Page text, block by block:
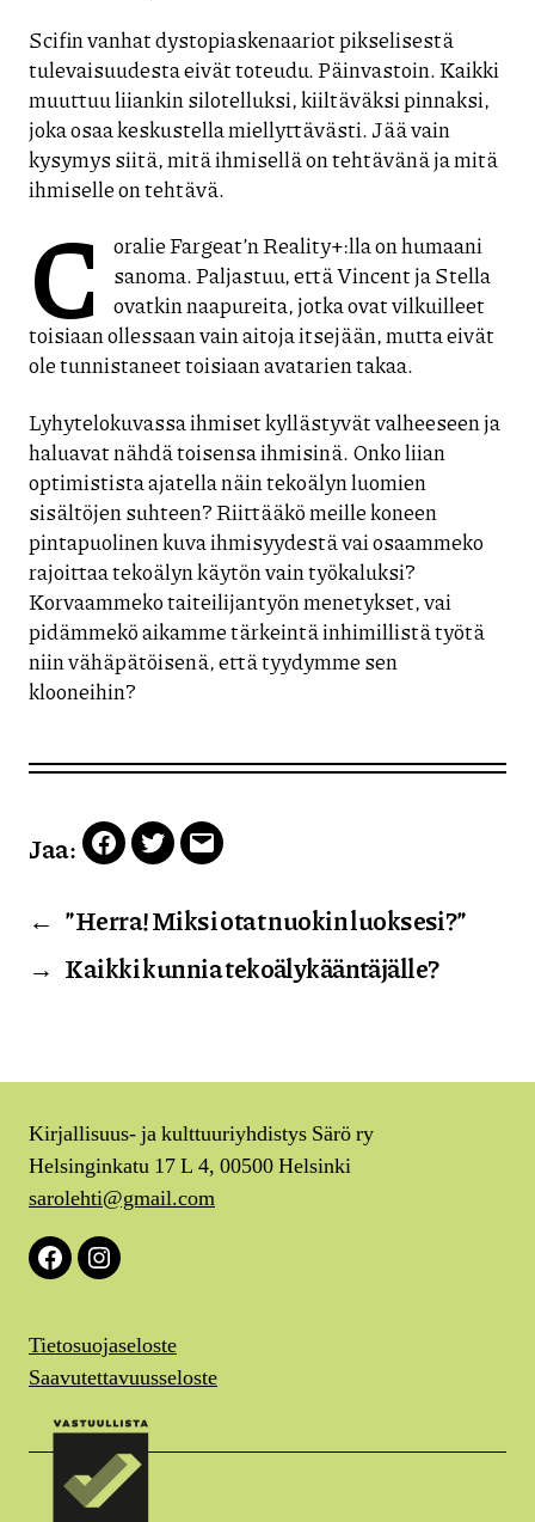
Scifin vanhat dystopiaskenaariot pikselisestä
tulevaisuudesta eivät toteudu. Päinvastoin. Kaikki
muuttuu liiankin silotelluksi, kiiltäväksi pinnaksi,
joka osaa keskustella miellyttävästi. Jää vain
kysymys siitä, mitä ihmisellä on tehtävänä ja mitä
ihmiselle on tehtävä.
C
oralie Fargeat’n Reality+:lla on humaani
sanoma. Paljastuu, että Vincent ja Stella
ovatkin naapureita, jotka ovat vilkuilleet
toisiaan ollessaan vain aitoja itsejään, mutta eivät
ole tunnistaneet toisiaan avatarien takaa.
Lyhytelokuvassa ihmiset kyllästyvät valheeseen ja
haluavat nähdä toisensa ihmisinä. Onko liian
optimistista ajatella näin tekoälyn luomien
sisältöjen suhteen? Riittääkö meille koneen
pintapuolinen kuva ihmisyydestä vai osaammeko
rajoittaa tekoälyn käytön vain työkaluksi?
Korvaammeko taiteilijantyön menetykset, vai
pidämmekö aikamme tärkeintä inhimillistä työtä
niin vähäpätöisenä, että tyydymme sen
klooneihin?
Jaa: Facebook
TwitterEmail
← ”Herra! Miksi otat nuokin luoksesi?”
→ Kaikki kunnia tekoälykääntäjälle?
Kirjallisuus- ja kulttuuriyhdistys Särö ry
Helsinginkatu 17 L 4, 00500 Helsinki
sarolehti@gmail.com
FacebookInstagram
Tietosuojaseloste
Saavutettavuusseloste